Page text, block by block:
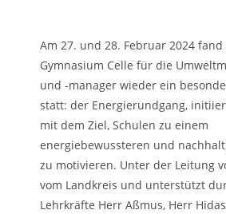
Am 27. und 28. Februar 2024 fand
Gymnasium Celle für die
und -manager wieder ein
statt: der Energierundgang,
mit dem Ziel, Schulen zu einem
energiebewussteren und
zu motivieren. Unter der Leitung
vom Landkreis und unterstützt
Lehrkräfte Herr Aßmus, Herr